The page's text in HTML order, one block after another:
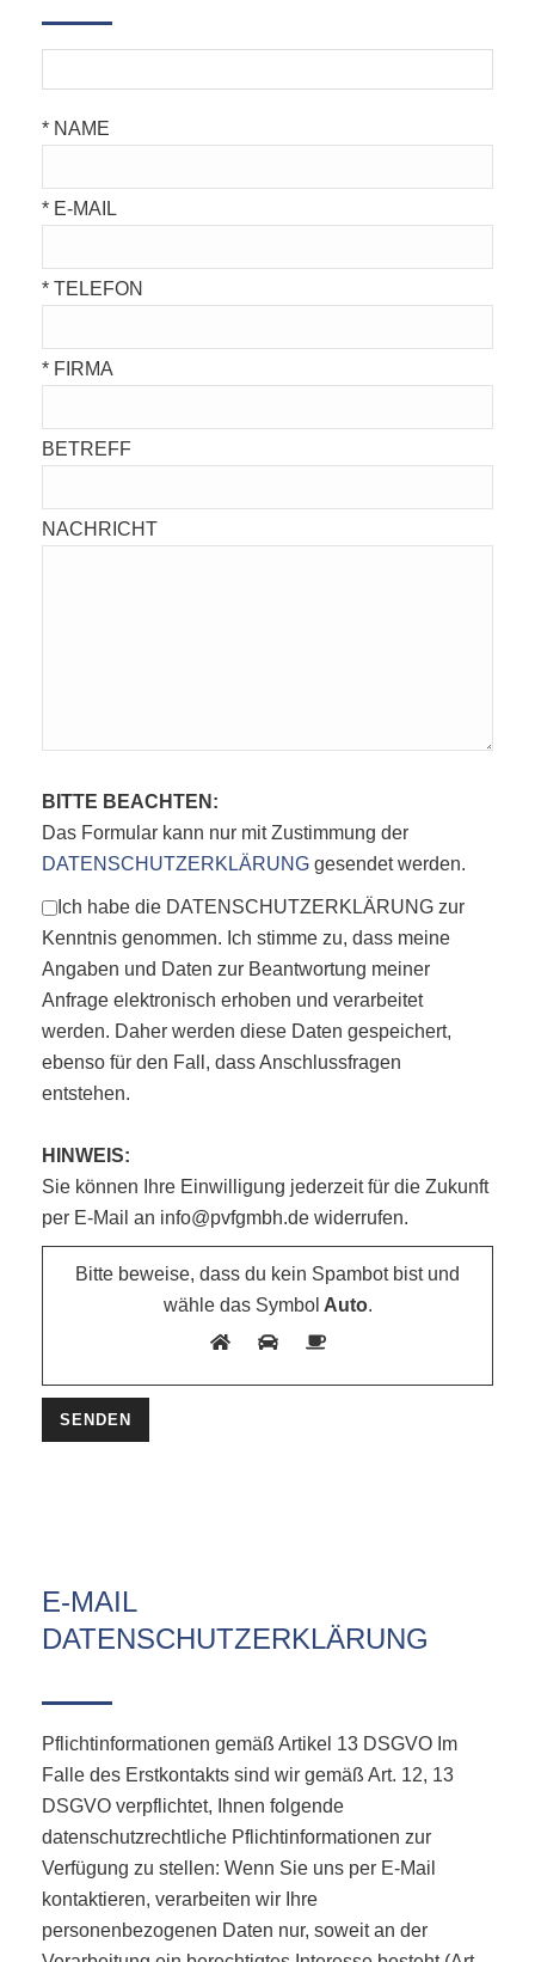
* NAME
* E-MAIL
* TELEFON
* FIRMA
BETREFF
NACHRICHT
BITTE BEACHTEN:
Das Formular kann nur mit Zustimmung der
DATENSCHUTZERKLÄRUNG gesendet werden.
Ich habe die DATENSCHUTZERKLÄRUNG zur
Kenntnis genommen. Ich stimme zu, dass meine
Angaben und Daten zur Beantwortung meiner
Anfrage elektronisch erhoben und verarbeitet
werden. Daher werden diese Daten gespeichert,
ebenso für den Fall, dass Anschlussfragen
entstehen.
HINWEIS:
Sie können Ihre Einwilligung jederzeit für die Zukunft
per E-Mail an info@pvfgmbh.de widerrufen.
Bitte beweise, dass du kein Spambot bist und
wähle das Symbol Auto.
E-MAIL
DATENSCHUTZERKLÄRUNG
Pflichtinformationen gemäß Artikel 13 DSGVO Im
Falle des Erstkontakts sind wir gemäß Art. 12, 13
DSGVO verpflichtet, Ihnen folgende
datenschutzrechtliche Pflichtinformationen zur
Verfügung zu stellen: Wenn Sie uns per E-Mail
kontaktieren, verarbeiten wir Ihre
personenbezogenen Daten nur, soweit an der